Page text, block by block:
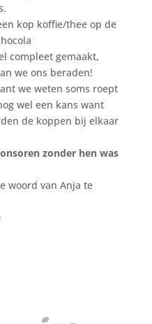
kop koffie/thee op de
compleet gemaakt,
we ons beraden!
we weten soms roept
wel een kans want
de koppen bij elkaar
zonder hen was
woord van Anja te